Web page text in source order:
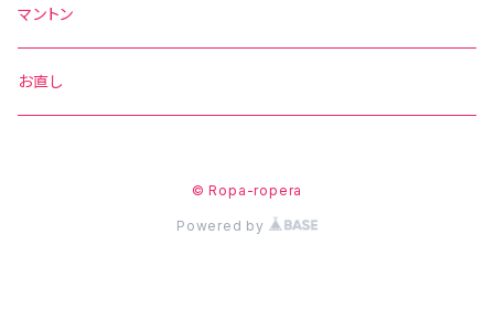
その他の柄
無地
その他の柄
水玉
花柄
ボウタイ
水玉
エプロン
ベルト
マントン
お直し
© Ropa-ropera
Powered by